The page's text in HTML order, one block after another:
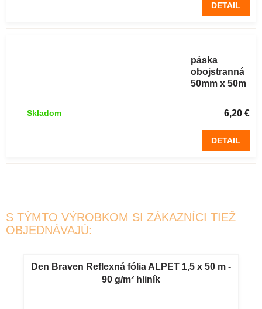
DETAIL
páska
obojstranná
50mm x 50m
6,20 €
Skladom
DETAIL
S TÝMTO VÝROBKOM SI ZÁKAZNÍCI TIEŽ
OBJEDNÁVAJÚ:
Den Braven Reflexná fólia ALPET 1,5 x 50 m -
90 g/m² hliník